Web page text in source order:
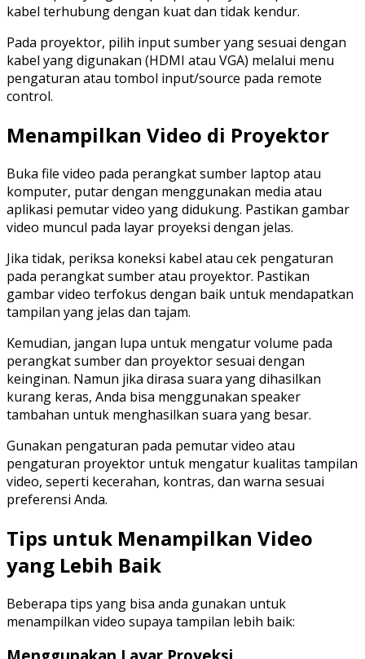
kabel terhubung dengan kuat dan tidak kendur.
Pada proyektor, pilih input sumber yang sesuai dengan
kabel yang digunakan (HDMI atau VGA) melalui menu
pengaturan atau tombol input/source pada remote
control.
Menampilkan Video di Proyektor
Buka file video pada perangkat sumber laptop atau
komputer, putar dengan menggunakan media atau
aplikasi pemutar video yang didukung. Pastikan gambar
video muncul pada layar proyeksi dengan jelas.
Jika tidak, periksa koneksi kabel atau cek pengaturan
pada perangkat sumber atau proyektor. Pastikan
gambar video terfokus dengan baik untuk mendapatkan
tampilan yang jelas dan tajam.
Kemudian, jangan lupa untuk mengatur volume pada
perangkat sumber dan proyektor sesuai dengan
keinginan. Namun jika dirasa suara yang dihasilkan
kurang keras, Anda bisa menggunakan speaker
tambahan untuk menghasilkan suara yang besar.
Gunakan pengaturan pada pemutar video atau
pengaturan proyektor untuk mengatur kualitas tampilan
video, seperti kecerahan, kontras, dan warna sesuai
preferensi Anda.
Tips untuk Menampilkan Video
yang Lebih Baik
Beberapa tips yang bisa anda gunakan untuk
menampilkan video supaya tampilan lebih baik: